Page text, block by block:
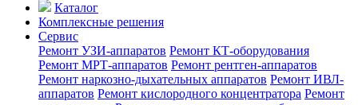
Каталог
Комплексные решения
Сервис
Ремонт УЗИ-аппаратов Ремонт КТ-оборудования
Ремонт МРТ-аппаратов Ремонт рентген-аппаратов
Ремонт наркозно-дыхательных аппаратов Ремонт ИВЛ-
аппаратов Ремонт кислородного концентратора Ремонт